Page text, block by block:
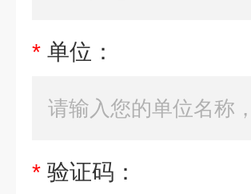
* 单位：
* 验证码：